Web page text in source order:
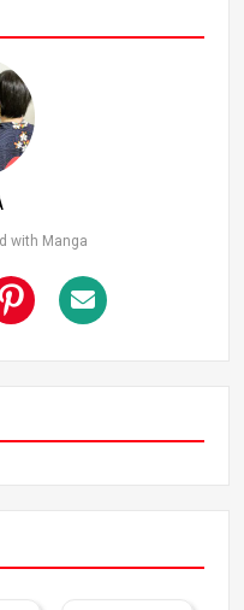
sentimientos, lo que,
En el anime, esta
elaborada, y el estado
más delicadeza. Mie
expresiones faciales, el
para amplificar el imp
escena sea aún más po
with Manga